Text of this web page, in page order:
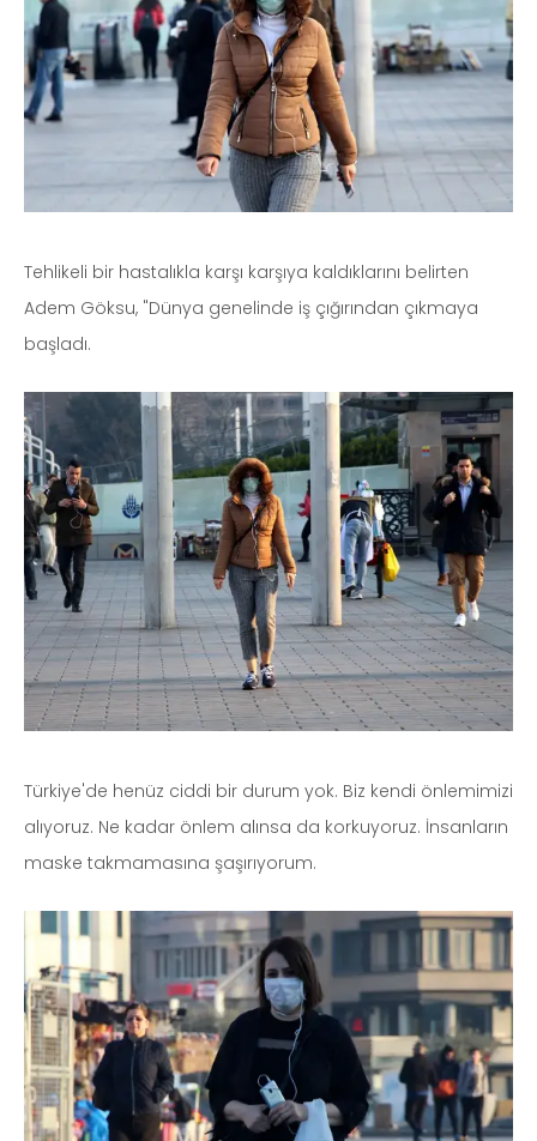
Tehlikeli bir hastalıkla karşı karşıya kaldıklarını belirten
Adem Göksu, "Dünya genelinde iş çığırından çıkmaya
başladı.
Türkiye'de henüz ciddi bir durum yok. Biz kendi önlemimizi
alıyoruz. Ne kadar önlem alınsa da korkuyoruz. İnsanların
maske takmamasına şaşırıyorum.